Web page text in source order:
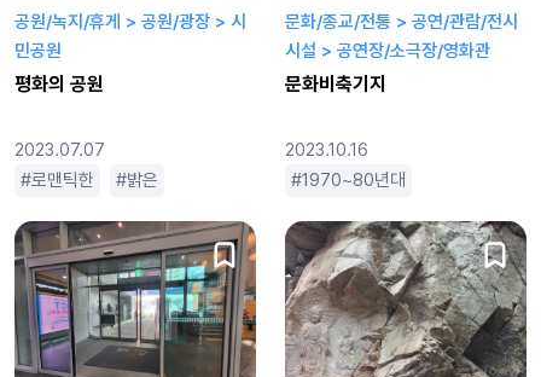
공원/녹지/휴게 > 공원/광장 > 시
민공원
평화의 공원
2023.07.07
로맨틱한 밝은 판타지 휴먼드라마
문화/종교/전통 > 공연/관람/전시
시설 > 공연장/소극장/영화관
문화비축기지
2023.10.16
1970~80년대